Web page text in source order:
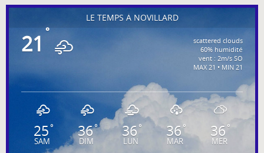
LE TEMPS À NOVILLARD
21 °
scattered clouds
60% humidité
vent : 2m/s SO
MAX 21 • MIN 21
25°
SAM
36°
DIM
36°
LUN
36°
MAR
36°
MER